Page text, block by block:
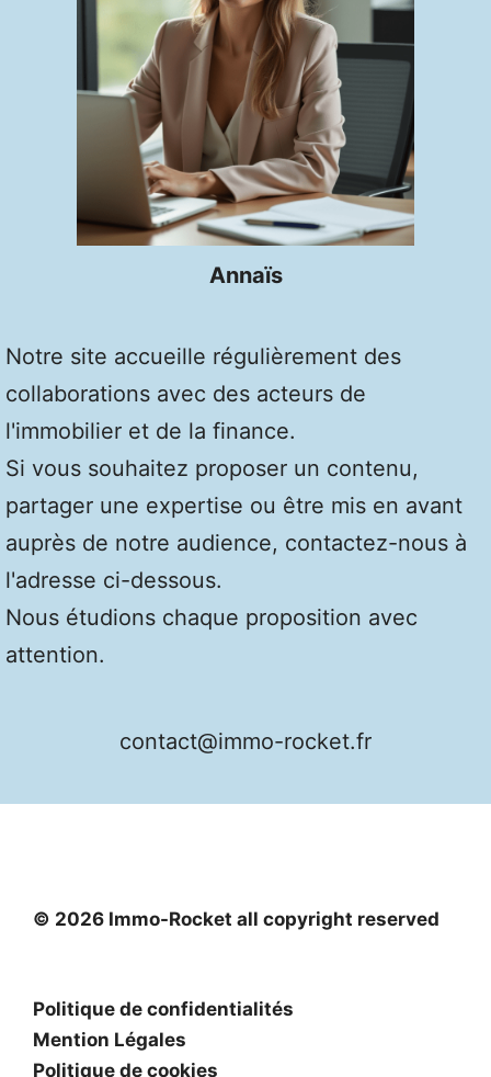
Annaïs
Notre site accueille régulièrement des
collaborations avec des acteurs de
l'immobilier et de la finance.
Si vous souhaitez proposer un contenu,
partager une expertise ou être mis en avant
auprès de notre audience, contactez-nous à
l'adresse ci-dessous.
Nous étudions chaque proposition avec
attention.
contact@immo-rocket.fr
© 2026 Immo-Rocket all copyright reserved
Politique de confidentialités
Mention Légales
Politique de cookies